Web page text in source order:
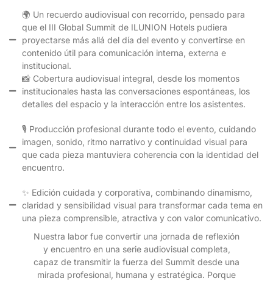
🌍 Un recuerdo audiovisual con recorrido, pensado para
que el III Global Summit de ILUNION Hotels pudiera
proyectarse más allá del día del evento y convertirse en
contenido útil para comunicación interna, externa e
institucional.
📸 Cobertura audiovisual integral, desde los momentos
institucionales hasta las conversaciones espontáneas, los
detalles del espacio y la interacción entre los asistentes.
🎙️ Producción profesional durante todo el evento, cuidando
imagen, sonido, ritmo narrativo y continuidad visual para
que cada pieza mantuviera coherencia con la identidad del
encuentro.
✨ Edición cuidada y corporativa, combinando dinamismo,
claridad y sensibilidad visual para transformar cada tema en
una pieza comprensible, atractiva y con valor comunicativo.
Nuestra labor fue convertir una jornada de reflexión
y encuentro en una serie audiovisual completa,
capaz de transmitir la fuerza del Summit desde una
mirada profesional, humana y estratégica. Porque